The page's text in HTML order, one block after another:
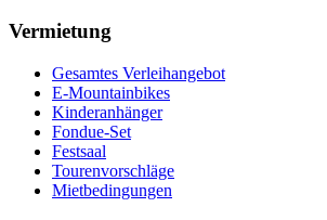
Vermietung
Gesamtes Verleihangebot
E-Mountainbikes
Kinderanhänger
Fondue-Set
Festsaal
Tourenvorschläge
Mietbedingungen